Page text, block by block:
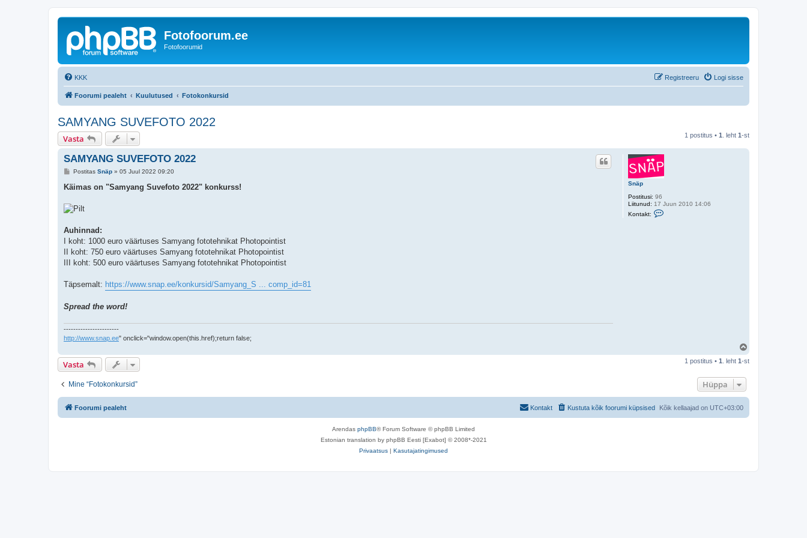
Fotofoorum.ee
Fotofoorumid
KKK Logi sisse
Registreeru
Foorumi pealeht Kuulutused Fotokonkursid
SAMYANG SUVEFOTO 2022
Vasta 1 postitus • 1 . leht 1-st
Snäp
Postitusi: 96
Liitunud: 17 Juun 2010 14:06
Kontakt:
SAMYANG SUVEFOTO 2022
P
s
t
u
Postitas Snäp» 05 Juul 2022 09:20
Käimas on "Samyang Suvefoto 2022" konkurss!
Auhinnad:
I koht: 1000 euro väärtuses Samyang fototehnikat Photopointist
II koht: 750 euro väärtuses Samyang fototehnikat Photopointist
III koht: 500 euro väärtuses Samyang fototehnikat Photopointist
Täpsemalt: https://www.snap.ee/konkursid/Samyang_S ... comp_id=81
Spread the word!
-----------------------
http://www.snap.ee" onclick="window.open(this.href);return false;
e
Vasta 1 postitus • 1 . leht 1-st
Mine “Fotokonkursid” Hüppa
Foorumi pealeht Kõik kellaajad on UTC+03:00
Kustuta kõik foorumi küpsised
Kontakt
Arendas phpBB® Forum Software © phpBB Limited
Estonian translation by phpBB Eesti [Exabot] © 2008*-2021
Privaatsus | Kasutajatingimused